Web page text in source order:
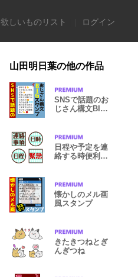
欲しいものリスト ログイン
山田明日葉の他の作品
SNSで話題のお
じさん構文BIG
日程や予定を連
絡する時便利な
懐かしのメル画
風スタンプ
きたきつねとぎ
んぎつね